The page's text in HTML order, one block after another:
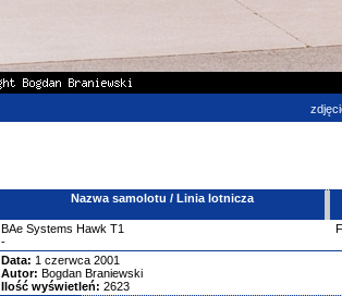
Nazwa samolotu / Linia lotnicza
BAe Systems Hawk T1
-
Data: 1 czerwca 2001
Autor: Bogdan Braniewski
Ilość wyświetleń: 2623